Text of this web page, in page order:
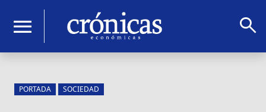
menu search
PORTADA SOCIEDAD